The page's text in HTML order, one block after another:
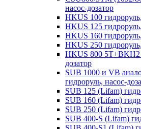
насос-дозатор
HKUS 100
HKUS 125
HKUS 160
HKUS 250
HKUS 800 5T+BKH2
дозатор
SUB 1000 и VB
гидроруль, насос-
SUB 125 (Lifam)
SUB 160 (Lifam)
SUB 250 (Lifam)
SUB 400-S (Lifam)